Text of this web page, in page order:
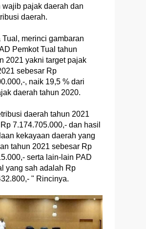
wajib pajak daerah dan
daerah.
Tual, merinci gambaran
Pemkot Tual tahun
2021 yakni target pajak
sebesar Rp
, naik 19,5 % dari
daerah tahun 2020.
daerah tahun 2021
7.174.705.000,- dan hasil
kekayaan daerah yang
tahun 2021 sebesar Rp
serta lain-lain PAD
yang sah adalah Rp
" Rincinya.